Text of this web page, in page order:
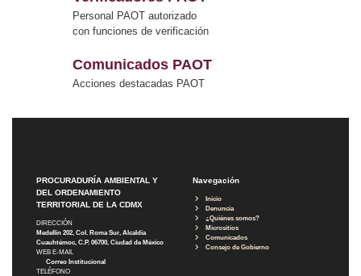
Personal PAOT autorizado
con funciones de verificación
Comunicados PAOT
Acciones destacadas PAOT
PROCURADURÍA AMBIENTAL Y
DEL ORDENAMIENTO
TERRITORIAL DE LA CDMX
DIRECCIÓN
Medellín 202, Col. Roma Sur, Alcaldía
Cuauhtémoc, C.P. 06700, Ciudad de México
WEB E-MAIL
Correo Institucional
TELÉFONO
Navegación
Inicio
Denuncia
¿Quiénes somos?
Micrositios
Comunicados
Consejo de Gobierno